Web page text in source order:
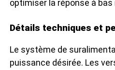
optimiser la réponse à bas
Détails techniques et
Le système de
puissance désirée. Les